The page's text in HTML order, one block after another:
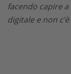
facendo capire
digitale e non